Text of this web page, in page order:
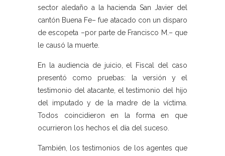
sector aledaño a la hacienda San Javier del
cantón Buena Fe– fue atacado con un disparo
de escopeta –por parte de Francisco M.– que
le causó la muerte.
En la audiencia de juicio, el Fiscal del caso
presentó como pruebas: la versión y el
testimonio del atacante, el testimonio del hijo
del imputado y de la madre de la víctima.
Todos coincidieron en la forma en que
ocurrieron los hechos el día del suceso.
También, los testimonios de los agentes que